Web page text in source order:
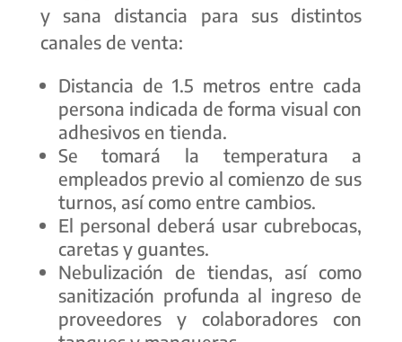
y sana distancia para sus distintos
canales de venta:
Distancia de 1.5 metros entre cada
persona indicada de forma visual con
adhesivos en tienda.
Se tomará la temperatura a
empleados previo al comienzo de sus
turnos, así como entre cambios.
El personal deberá usar cubrebocas,
caretas y guantes.
Nebulización de tiendas, así como
sanitización profunda al ingreso de
proveedores y colaboradores con